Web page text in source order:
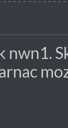
nwn1.